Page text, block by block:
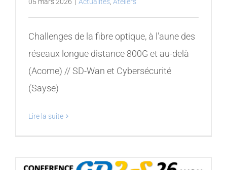
Challenges de la fibre optique, à l'aune des
réseaux longue distance 800G et au-delà
(Acome) // SD-Wan et Cybersécurité
(Sayse)
Lire la suite